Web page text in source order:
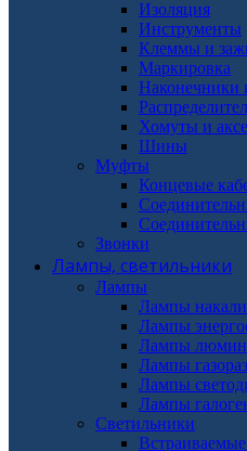
Изоляция
Инструменты
Клеммы и
Маркировка
Наконечники
Хомуты и
Шины
Муфты
Концевые
Звонки
Лампы, светильники
Лампы
Лампы
Лампы
Лампы
Лампы
Лампы
Лампы
Светильники